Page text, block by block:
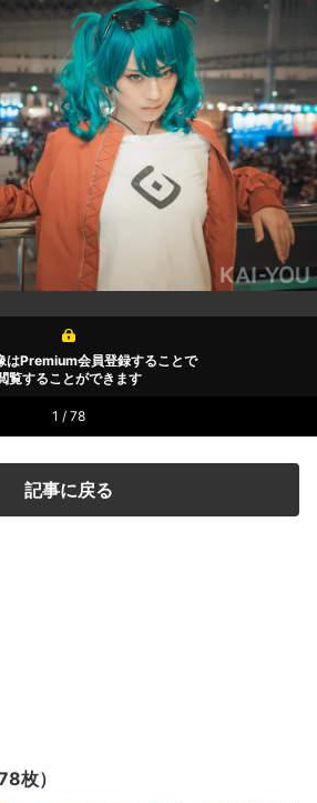
はPremium会員登録することで
覧することができます
1 / 78
記事に戻る
枚）